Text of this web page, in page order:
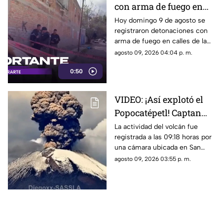
0:50
con arma de fuego en
Tlaquepaque; hay un
hombre muerto
Hoy domingo 9 de agosto se
registraron detonaciones con
arma de fuego en calles de la
colonia El Campesino en
agosto 09, 2026 04:04 p. m.
VIDEO: ¡Así explotó el
Popocatépetl! Captan
impresionante
momento desde Puebla
La actividad del volcán fue
registrada a las 09:18 horas por
una cámara ubicada en San
Pedro Benito Juárez.
agosto 09, 2026 03:55 p. m.